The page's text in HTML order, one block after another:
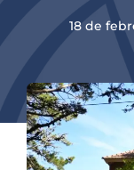
18 de